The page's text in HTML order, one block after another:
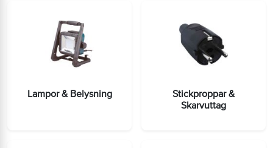
Lampor & Belysning
Stickproppar &
Skarvuttag